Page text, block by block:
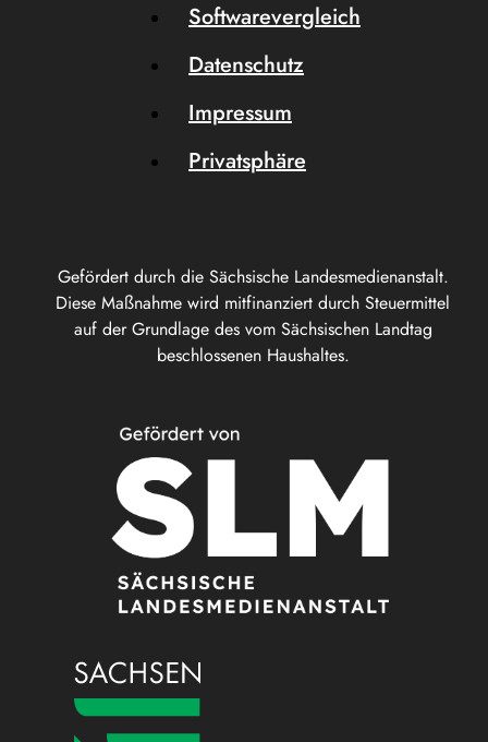
Gefördert durch die Sächsische Landesmedienanstalt.
Diese Maßnahme wird mitfinanziert durch Steuermittel
auf der Grundlage des vom Sächsischen Landtag
beschlossenen Haushaltes.
Softwarevergleich
Datenschutz
Impressum
Privatsphäre